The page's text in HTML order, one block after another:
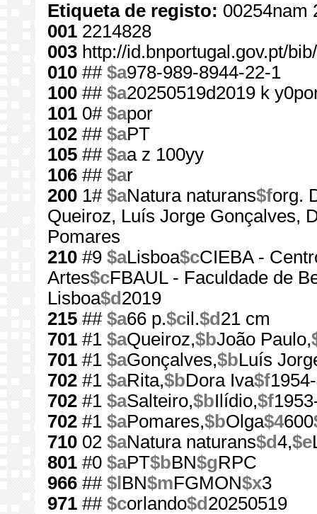
Etiqueta de registo: 00254nam
001 2214828
003 http://id.bnportugal.gov.pt/
010 ## $a978-989-8944-22-1
100 ## $a20250519d2019 k
101 0# $apor
102 ## $aPT
105 ## $aa z 100yy
106 ## $ar
200 1# $aNatura naturans$forg.
Queiroz, Luís Jorge Gonçalves,
Pomares
210 #9 $aLisboa$cCIEBA -
Artes$cFBAUL - Faculdade de
Lisboa$d 2019
215 ## $a66 p.$cil.$d 21 cm
701 #1 $aQueiroz,$bJoão Paulo,
701 #1 $aGonçalves,$bLuís
702 #1 $aRita,$bDora Iva$f1954-
702 #1 $aSalteiro,$bIlídio,$f
702 #1 $aPomares,$bOlga$4600
710 02 $aNatura naturans$d4,$e
801 #0 $aPT$bBN$gRPC
966 ## $l BN$mFGMON$x3
971 ## $corlando$d 20250519